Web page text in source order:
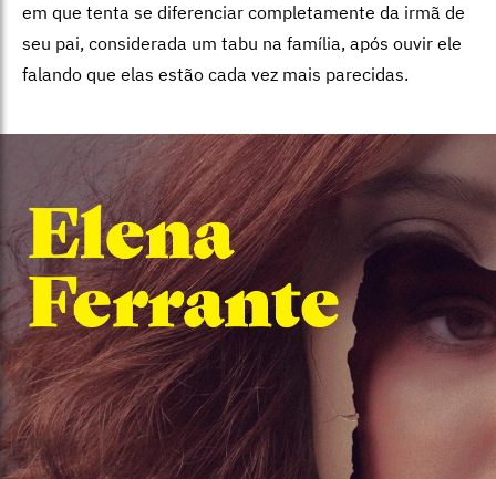
em que tenta se diferenciar completamente da irmã de
seu pai, considerada um tabu na família, após ouvir ele
falando que elas estão cada vez mais parecidas.